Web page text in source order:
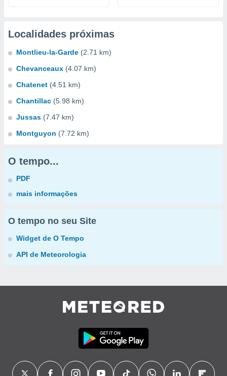
Localidades próximas
Montlieu-la-Garde (2.71 km)
Chevanceaux (4.07 km)
Chatenet (4.51 km)
Chantillac (5.98 km)
Jussas (7.47 km)
Montguyon (7.72 km)
O tempo...
PDF
mais informações
O tempo no seu Site
Widget de O Tempo
API de Meteorologia